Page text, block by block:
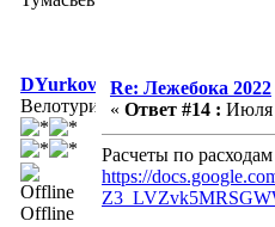
DYurkov
Велотурист
Offline
Re: Лежебока 2022
« Ответ #14 : Июля
Расчеты по
https://